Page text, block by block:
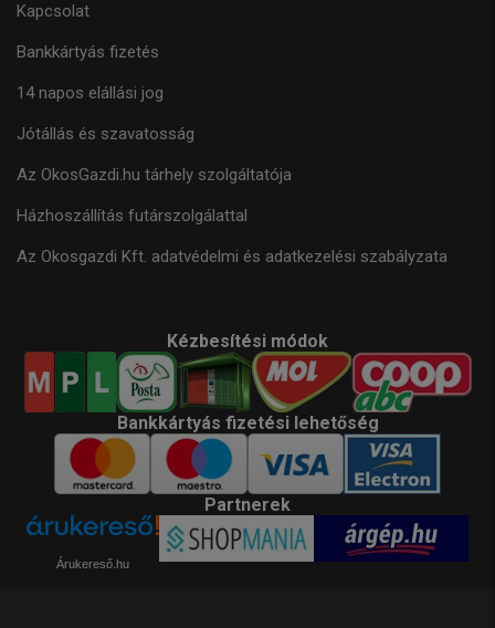
Kapcsolat
Bankkártyás fizetés
14 napos elállási jog
Jótállás és szavatosság
Az OkosGazdi.hu tárhely szolgáltatója
Házhoszállítás futárszolgálattal
Az Okosgazdi Kft. adatvédelmi és adatkezelési szabályzata
Kézbesítési módok
Bankkártyás fizetési lehetőség
Partnerek
Árukereső.hu